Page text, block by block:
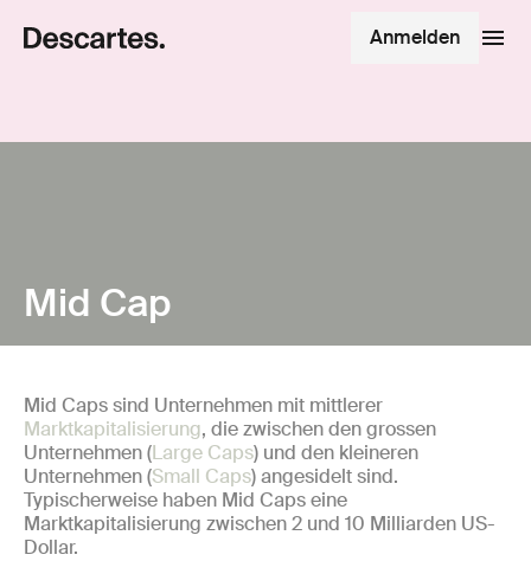
Anmelden
Mid Cap
Mid Caps sind Unternehmen mit mittlerer
Marktkapitalisierung, die zwischen den grossen
Unternehmen (Large Caps) und den kleineren
Unternehmen (Small Caps) angesidelt sind.
Typischerweise haben Mid Caps eine
Marktkapitalisierung zwischen 2 und 10 Milliarden US-
Dollar.